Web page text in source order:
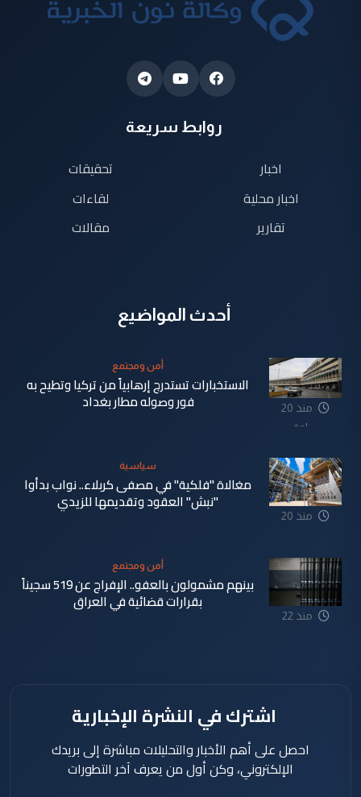
روابط سريعة
اخبار
اخبار محلية
تقارير
تحقيقات
لقاءات
مقالات
أحدث المواضيع
منذ 20
ساعة
أمن ومجتمع
الاستخبارات تستدرج إرهابياً من تركيا وتطيح به
فور وصوله مطار بغداد
منذ 20
سياسية
مغالاة "فلكية" في مصفى كربلاء.. نواب بدأوا
"نبش" العقود وتقديمها للزيدي
منذ 22
أمن ومجتمع
بينهم مشمولون بالعفو.. الإفراج عن 519 سجيناً
بقرارات قضائية في العراق
اشترك في النشرة الإخبارية
احصل على أهم الأخبار والتحليلات مباشرة إلى بريدك
الإلكتروني، وكن أول من يعرف آخر التطورات